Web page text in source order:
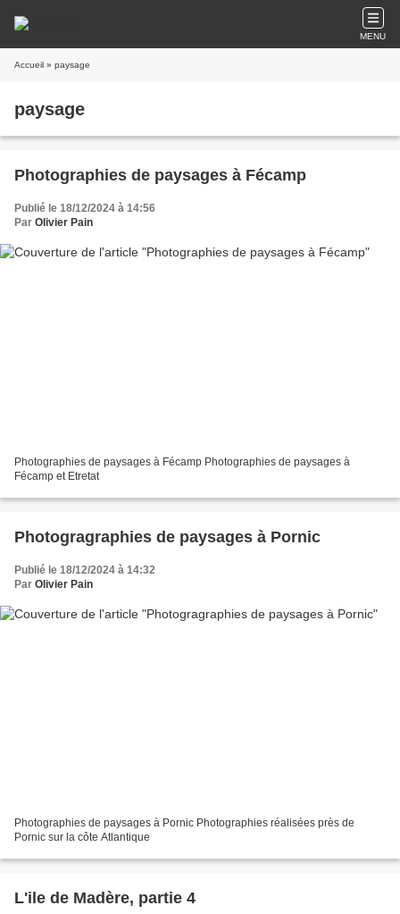
MENU
Accueil » paysage
paysage
Photographies de paysages à Fécamp
Publié le 18/12/2024 à 14:56
Par Olivier Pain
Photographies de paysages à Fécamp Photographies de paysages à
Fécamp et Etretat
Photogragraphies de paysages à Pornic
Publié le 18/12/2024 à 14:32
Par Olivier Pain
Photographies de paysages à Pornic Photographies réalisées près de
Pornic sur la côte Atlantique
L'ile de Madère, partie 4